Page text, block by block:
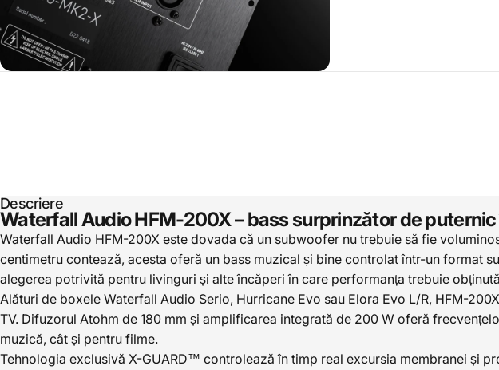
Descriere
Waterfall Audio HFM-200X – bass surprinzător de
Waterfall Audio HFM-200X este dovada că un subwoofer nu trebuie să fie
centimetru contează, acesta oferă un bass muzical și bine controlat într-un format
alegerea potrivită pentru livinguri și alte încăperi în care performanța trebuie
Alături de boxele Waterfall Audio Serio, Hurricane Evo sau Elora Evo L/R, HFM-
TV. Difuzorul Atohm de 180 mm și amplificarea integrată de 200 W oferă
muzică, cât și pentru filme.
Tehnologia exclusivă X-GUARD™ controlează în timp real excursia membranei și